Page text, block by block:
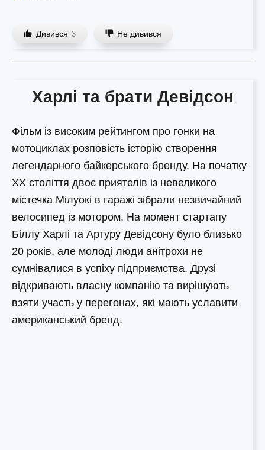
Дивився 3 Не дивився
Харлі та брати Девідсон
Фільм із високим рейтингом про гонки на
мотоциклах розповість історію створення
легендарного байкерського бренду. На початку
ХХ століття двоє приятелів із невеликого
містечка Мілуокі в гаражі зібрали незвичайний
велосипед із мотором. На момент стартапу
Біллу Харлі та Артуру Девідсону було близько
20 років, але молоді люди анітрохи не
сумнівалися в успіху підприємства. Друзі
відкривають власну компанію та вирішують
взяти участь у перегонах, які мають уславити
американський бренд.